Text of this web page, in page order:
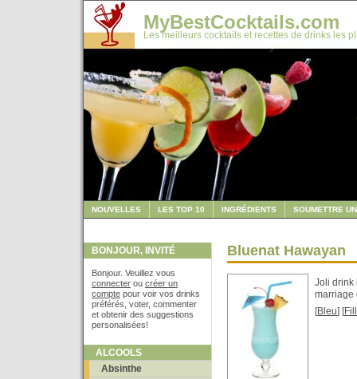
MyBestCocktails.com
Les meilleurs cocktails et recettes de drinks les
NOUVELLES LES TOP 10 INGRÉDIENTS SOUMETTRE
BONJOUR, INVITÉ
Bonjour. Veuillez vous
connecter ou créer un
compte pour voir vos drinks
préférés, voter, commenter
et obtenir des suggestions
personalisées!
ALCOOLS
Absinthe
Bluenat Hawayan
Joli drink
marriage
[Bleu] [